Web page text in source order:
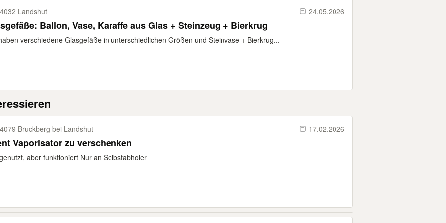
Landshut 24.05.2026
Ballon, Vase, Karaffe aus Glas + Steinzeug + Bierkrug
verschiedene Glasgefäße in unterschiedlichen Größen und Steinvase + Bierkrug...
Bruckberg bei Landshut 17.02.2026
Vaporisator zu verschenken
aber funktioniert Nur an Selbstabholer